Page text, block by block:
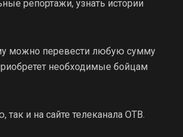
репортажи, узнать истории
можно перевести любую сумму
необходимые бойцам
и на сайте телеканала ОТВ.